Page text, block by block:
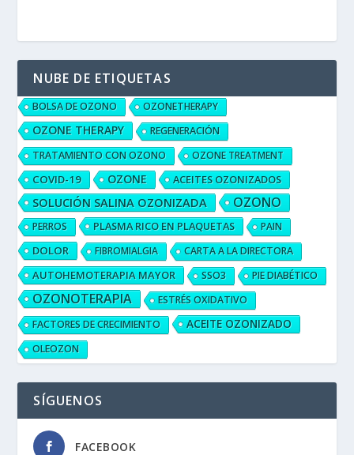
NUBE DE ETIQUETAS
BOLSA DE OZONO OZONETHERAPY
OZONE THERAPY
REGENERACIÓN
TRATAMIENTO CON OZONO
OZONE TREATMENT
COVID-19 OZONE ACEITES OZONIZADOS
SOLUCIÓN SALINA OZONIZADA OZONO
PERROS PLASMA RICO EN PLAQUETAS PAIN
DOLOR FIBROMIALGIA CARTA A LA DIRECTORA
AUTOHEMOTERAPIA MAYOR SSO3 PIE DIABÉTICO
OZONOTERAPIA
ESTRÉS OXIDATIVO
FACTORES DE CRECIMIENTO
ACEITE OZONIZADO
OLEOZON
SÍGUENOS
FACEBOOK